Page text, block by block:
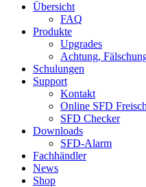
Übersicht
FAQ
Produkte
Upgrades
Achtung,
Schulungen
Support
Kontakt
Online SFD
SFD Checker
Downloads
SFD-Alarm
Fachhändler
News
Shop